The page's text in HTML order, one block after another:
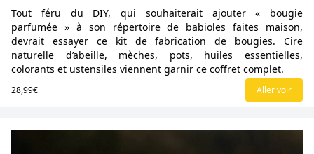
Tout féru du DIY, qui souhaiterait ajouter « bougie
parfumée » à son répertoire de babioles faites maison,
devrait essayer ce kit de fabrication de bougies. Cire
naturelle d’abeille, mèches, pots, huiles essentielles,
colorants et ustensiles viennent garnir ce coffret complet.
28,99€ Aller voir